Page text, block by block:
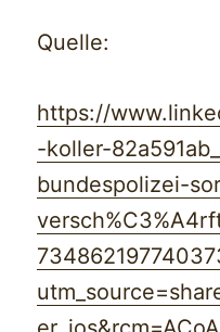
Quelle:
https://
-koller-
bundespolizei-